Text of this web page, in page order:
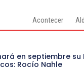
Acontecer
en septiembre su
Rocío Nahle